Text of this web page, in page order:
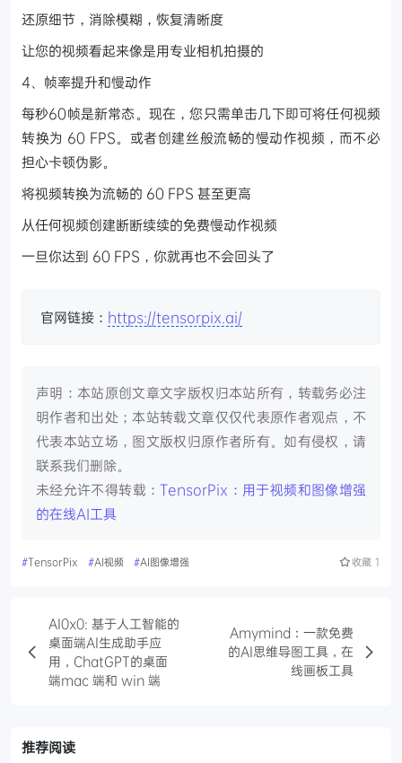
还原细节，消除模糊，恢复清晰度
让您的视频看起来像是用专业相机拍摄的
4、帧率提升和慢动作
每秒60帧是新常态。现在，您只需单击几下即可将任何视频
转换为 60 FPS。或者创建丝般流畅的慢动作视频，而不必
担心卡顿伪影。
将视频转换为流畅的 60 FPS 甚至更高
从任何视频创建断断续续的免费慢动作视频
一旦你达到 60 FPS，你就再也不会回头了
官网链接： https://tensorpix.ai/
声明：本站原创文章文字版权归本站所有，转载务必注
明作者和出处；本站转载文章仅仅代表原作者观点，不
代表本站立场，图文版权归原作者所有。如有侵权，请
联系我们删除。
未经允许不得转载：TensorPix：用于视频和图像增强
的在线AI工具
#TensorPix #AI视频 #AI图像增强 收藏 1
AI0x0: 基于人工智能的
桌面端AI生成助手应
用，ChatGPT的桌面
端mac 端和 win 端
Amymind：一款免费
的AI思维导图工具，在
线画板工具
推荐阅读